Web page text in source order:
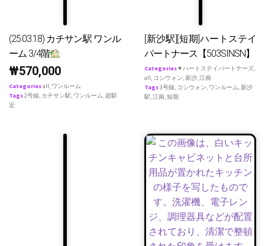
(25.03.18) カチサン駅 ワンル
ーム 3/4階
₩570,000
Categoriesall, ワンルーム
Tags2号線, カチサン駅, ワンルーム, 超駅
近
[新沙駅][短期]ハートステイ
パートナース【503SINSN】
Categories♥ ハートステイパートナーズ,
all, コシウォン,新沙,江南
Tags3号線, コシウォン, ワンルーム,新沙
駅,江南,短期